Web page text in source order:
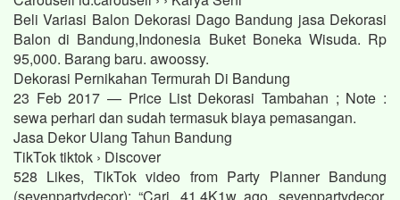
Beli Variasi Balon Dekorasi Dago Bandung jasa Dekorasi
Balon di Bandung,Indonesia Buket Boneka Wisuda. Rp
95,000. Barang baru. awoossy.
Dekorasi Pernikahan Termurah Di Bandung
23 Feb 2017 — Price List Dekorasi Tambahan ; Note :
sewa perhari dan sudah termasuk biaya pemasangan.
Jasa Dekor Ulang Tahun Bandung
TikTok tiktok › Discover
528 Likes, TikTok video from Party Planner Bandung